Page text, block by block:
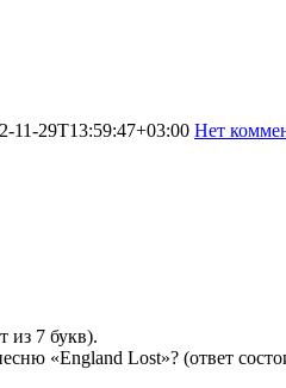
11-29T13:59:47+03:00 Нет
из 7 букв).
«England Lost»? (ответ